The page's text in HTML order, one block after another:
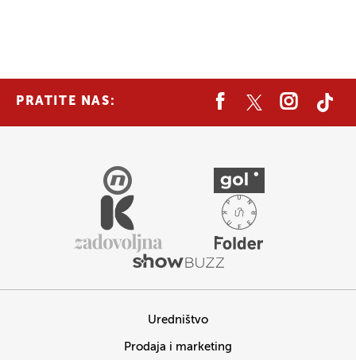
PRATITE NAS:
Uredništvo
Prodaja i marketing